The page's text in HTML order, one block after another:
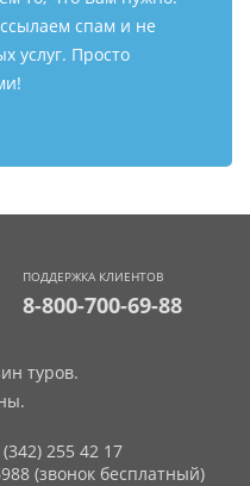
спам и не
услуг. Просто
ПОДДЕРЖКА КЛИЕНТОВ
8-800-700-69-88
туров.
255 42 17
(звонок бесплатный)